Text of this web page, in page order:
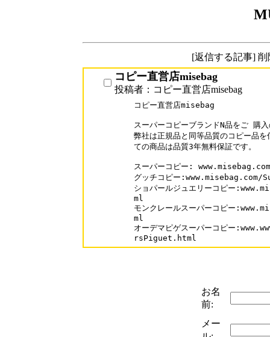
[返信する記事]
コピー直営店misebag
投稿者：コピー直営店misebag
コピー直営店misebag
スーパーコピーブランドN品をご 購
弊社は正規品と同等品質のコピー品
ての商品は品質3年無料保証です。
スーパーコピー: www.misebag.com
グッチコピー
ショパールジュエリーコピー
ml
モンクレールスーパーコピー
ml
オーデマピゲスーパーコピー
rsPiguet.html
お名
前:
メー